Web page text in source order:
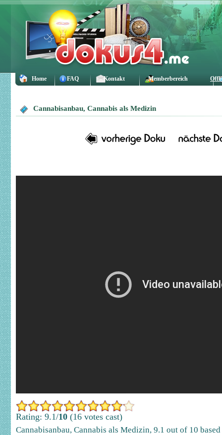
Home FAQ Kontakt Memberbereich
Cannabisanbau, Cannabis als Medizin
Rating: 9.1/10 (16 votes cast)
Cannabisanbau, Cannabis als Medizin, 9.1 out of 10